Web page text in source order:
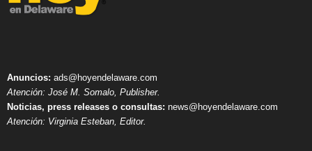
Anuncios: ads@hoyendelaware.com
Atención: José M. Somalo, Publisher.
Noticias, press releases o consultas: news@hoyendelaware.com
Atención: Virginia Esteban, Editor.